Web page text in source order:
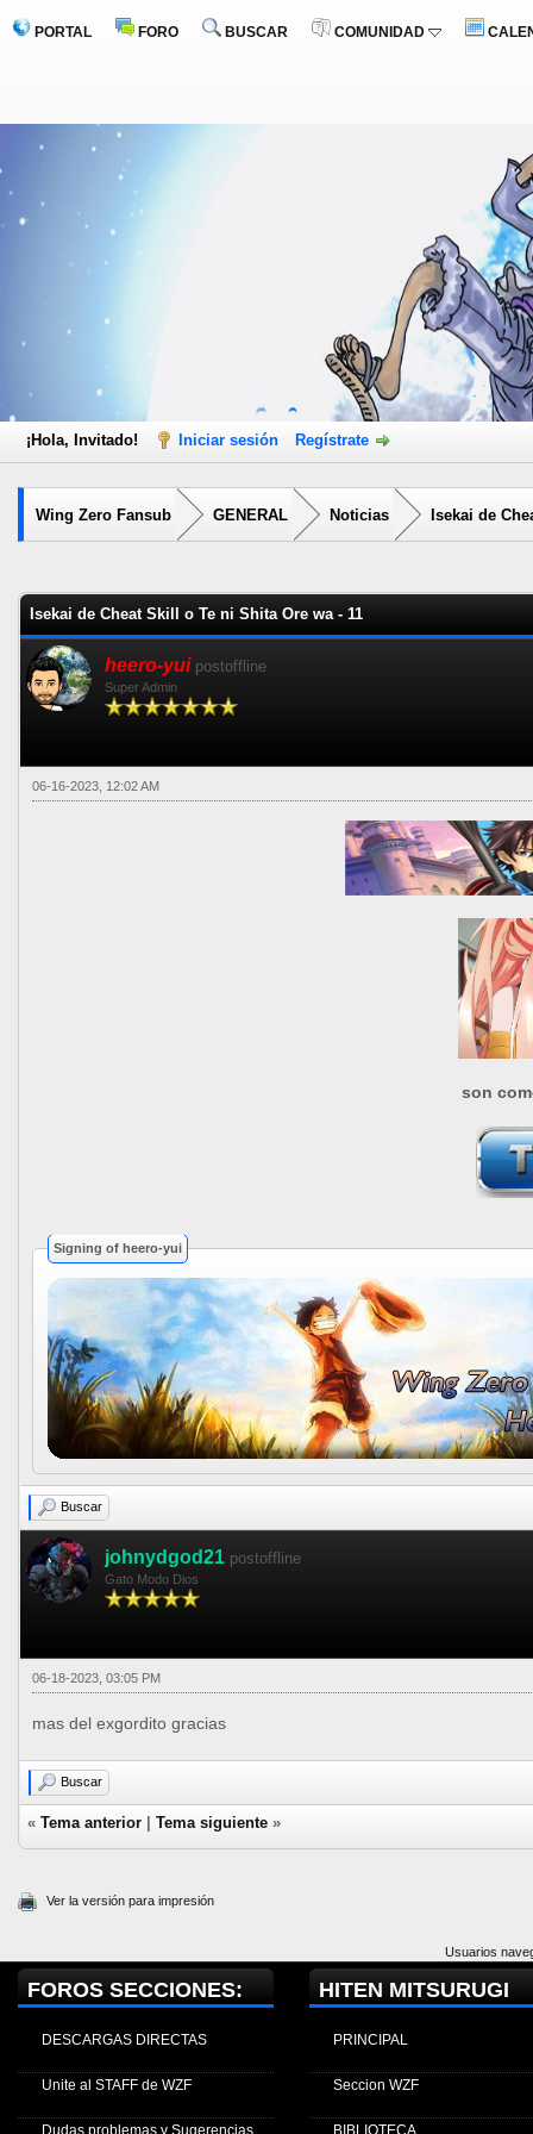
PORTAL FORO BUSCAR COMUNIDAD
¡Hola, Invitado! Iniciar sesión Regístrate
Wing Zero Fansub GENERAL Noticias Isekai de
Isekai de Cheat Skill o Te ni Shita Ore wa - 11
heero-yui postoffline
Super Admin
06-16-2023, 12:02 AM
son
Signing of heero-yui
Buscar
johnydgod21 postoffline
Gato Modo Dios
06-18-2023, 03:05 PM
mas del exgordito gracias
Buscar
« Tema anterior Tema siguiente »
Ver la versión para impresión
Usuarios
FOROS SECCIONES:
DESCARGAS DIRECTAS
Unite al STAFF de WZF
Dudas problemas y Sugerencias
HITEN MITSURUGI
PRINCIPAL
Seccion WZF
BIBLIOTECA